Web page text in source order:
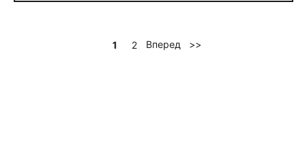
1 2 Вперед >>